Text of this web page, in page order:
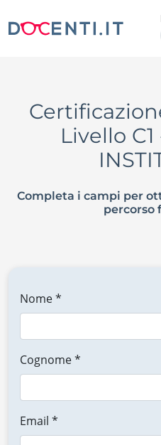
Livello
Completa i campi per
percorso
Nome *
Cognome *
Email *